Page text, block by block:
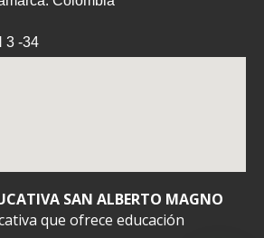
3 -34
SAN ALBERTO MAGNO
que ofrece educación